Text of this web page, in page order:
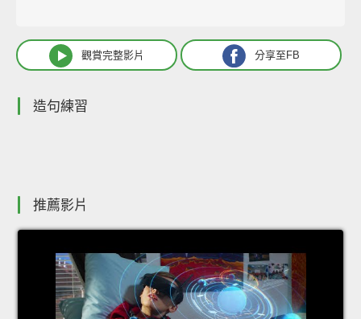
觀賞完整影片 分享至FB
造句練習
推薦影片